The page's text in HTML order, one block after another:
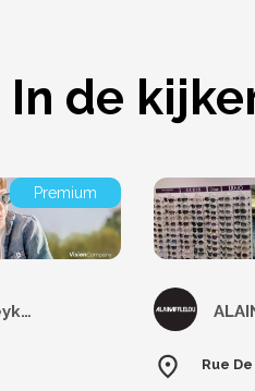
In de
Premium
Optiek Boeykens
Rue